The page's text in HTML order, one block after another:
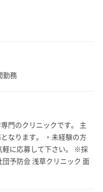
勤務
門のクリニックです。 主
なります。 ・未経験の方
軽に応募して下さい。 ※採
予防会 浅草クリニック 面